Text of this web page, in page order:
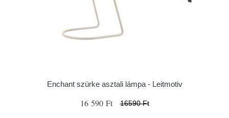
Enchant szürke asztali lámpa - Leitmotiv
16 590 Ft 16590 Ft